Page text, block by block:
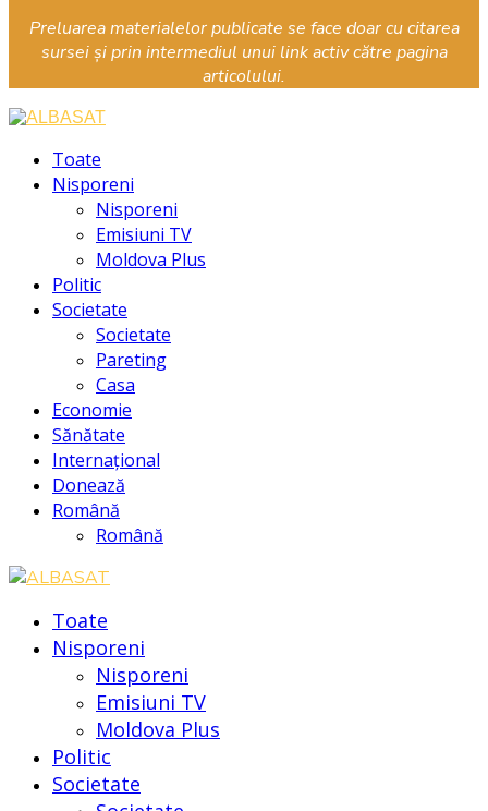
Preluarea materialelor publicate se face doar cu citarea
sursei și prin intermediul unui link activ către pagina
articolului.
Toate
Nisporeni
Nisporeni
Emisiuni TV
Moldova Plus
Politic
Societate
Societate
Pareting
Casa
Economie
Sănătate
Internațional
Donează
Română
Română
Toate
Nisporeni
Nisporeni
Emisiuni TV
Moldova Plus
Politic
Societate